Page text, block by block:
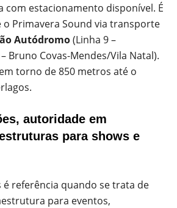
com estacionamento disponível. É
o Primavera Sound via transporte
Autódromo(Linha 9 –
Bruno Covas-Mendes/Vila Natal).
torno de 850 metros até o
autoridade em
para shows e
é referência quando se trata de
para eventos,